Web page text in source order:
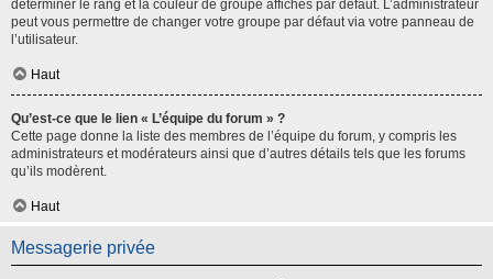
déterminer le rang et la couleur de groupe affichés par défaut. L’administrateur
peut vous permettre de changer votre groupe par défaut via votre panneau de
l’utilisateur.
Haut
Qu’est-ce que le lien « L’équipe du forum » ?
Cette page donne la liste des membres de l’équipe du forum, y compris les
administrateurs et modérateurs ainsi que d’autres détails tels que les forums
qu’ils modèrent.
Haut
Messagerie privée